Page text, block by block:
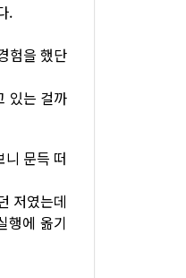
.
험을 했단
있는 걸까
문득 떠
저였는데
행에 옮기